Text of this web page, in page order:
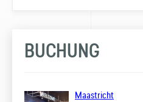
BUCHUNG
Maastricht